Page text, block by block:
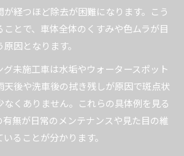
経つほど除去が困難になります。こう
ことで、車体全体のくすみや色ムラが目
因となります。
グ未施工車は水垢やウォータースポット
天後や洗車後の拭き残しが原因で斑点状
くありません。これらの具体例を見る
有無が日常のメンテナンスや見た目の維
ることが分かります。